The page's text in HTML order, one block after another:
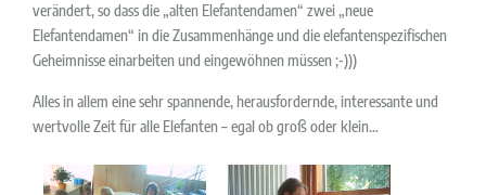
verändert, so dass die „alten Elefantendamen“ zwei „neue
Elefantendamen“ in die Zusammenhänge und die elefantenspezifischen
Geheimnisse einarbeiten und eingewöhnen müssen ;-)))
Alles in allem eine sehr spannende, herausfordernde, interessante und
wertvolle Zeit für alle Elefanten – egal ob groß oder klein…